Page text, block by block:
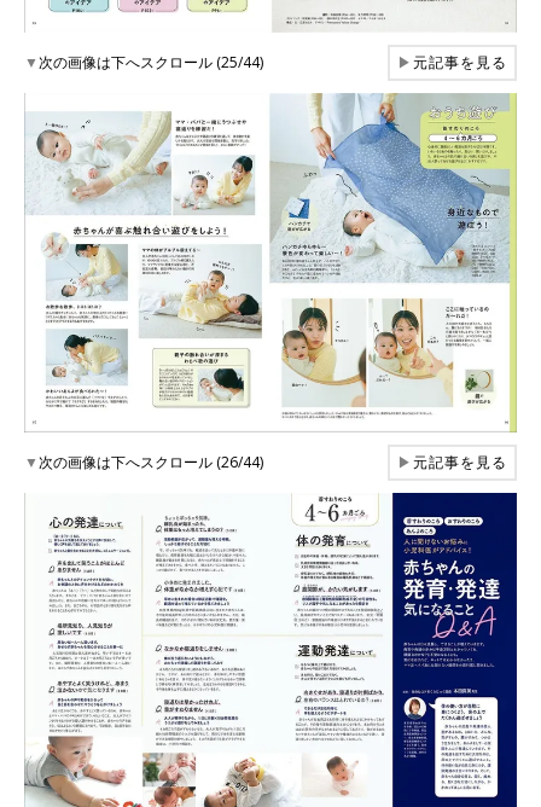
▼次の画像は下へスクロール (25/44) ▶元記事を見る
▼次の画像は下へスクロール (26/44) ▶元記事を見る